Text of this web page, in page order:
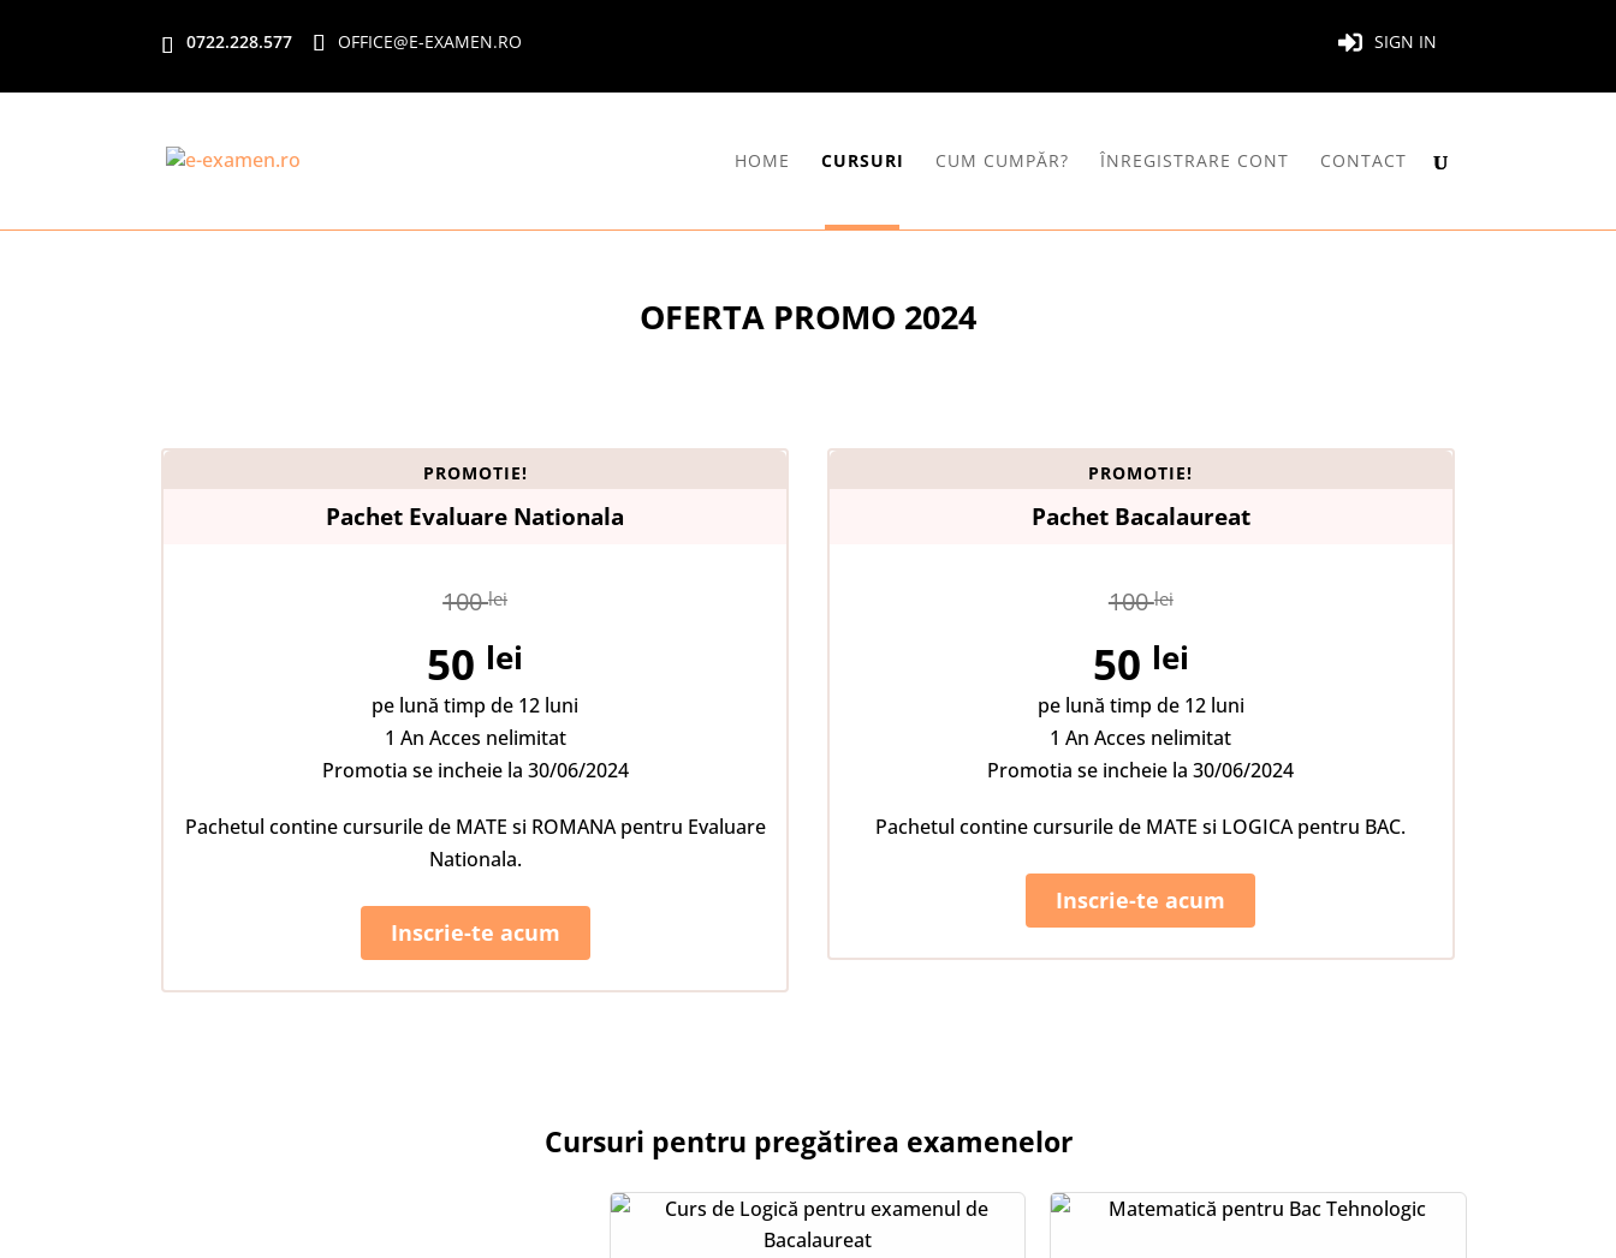
0722.228.577 OFFICE@E-EXAMEN.RO SIGN IN
HOME CURSURI CUM CUMPĂR? ÎNREGISTRARE CONT CONTACT
OFERTA PROMO 2024
PROMOTIE!
Pachet Evaluare Nationala
100lei
50 lei
pe lună timp de 12 luni
1 An Acces nelimitat
Promotia se incheie la 30/06/2024
Pachetul contine cursurile de MATE si ROMANA pentru Evaluare
Nationala.
Inscrie-te acum
PROMOTIE!
Pachet Bacalaureat
100lei
50 lei
pe lună timp de 12 luni
1 An Acces nelimitat
Promotia se incheie la 30/06/2024
Pachetul contine cursurile de MATE si LOGICA pentru BAC.
Inscrie-te acum
Cursuri pentru pregătirea examenelor